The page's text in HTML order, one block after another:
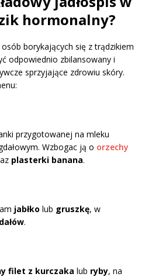
hormonalny?
osób borykających się z trądzikiem
odpowiednio zbilansowany i
sprzyjające zdrowiu skóry.
przygotowanej na mleku
Wzbogac ją o orzechy
plasterki banana.
jabłko lub gruszkę, w
.
filet z kurczaka lub ryby, na